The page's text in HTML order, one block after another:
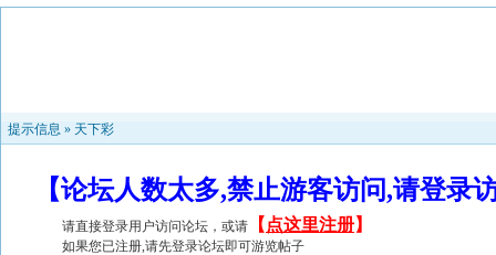
提示信息 » 天下彩
【论坛人数太多,禁止游客访问,请登
请直接登录用户访问论坛，或请 【 点这里注册】
如果您已注册,请先登录论坛即可游览帖子